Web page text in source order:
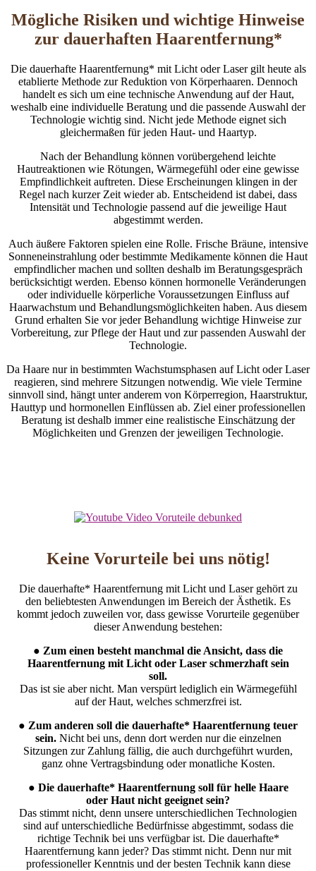
Mögliche Risiken und wichtige Hinweise
zur dauerhaften Haarentfernung*
Die dauerhafte Haarentfernung* mit Licht oder Laser gilt heute als
etablierte Methode zur Reduktion von Körperhaaren. Dennoch
handelt es sich um eine technische Anwendung auf der Haut,
weshalb eine individuelle Beratung und die passende Auswahl der
Technologie wichtig sind. Nicht jede Methode eignet sich
gleichermaßen für jeden Haut- und Haartyp.
Nach der Behandlung können vorübergehend leichte
Hautreaktionen wie Rötungen, Wärmegefühl oder eine gewisse
Empfindlichkeit auftreten. Diese Erscheinungen klingen in der
Regel nach kurzer Zeit wieder ab. Entscheidend ist dabei, dass
Intensität und Technologie passend auf die jeweilige Haut
abgestimmt werden.
Auch äußere Faktoren spielen eine Rolle. Frische Bräune, intensive
Sonneneinstrahlung oder bestimmte Medikamente können die Haut
empfindlicher machen und sollten deshalb im Beratungsgespräch
berücksichtigt werden. Ebenso können hormonelle Veränderungen
oder individuelle körperliche Voraussetzungen Einfluss auf
Haarwachstum und Behandlungsmöglichkeiten haben. Aus diesem
Grund erhalten Sie vor jeder Behandlung wichtige Hinweise zur
Vorbereitung, zur Pflege der Haut und zur passenden Auswahl der
Technologie.
Da Haare nur in bestimmten Wachstumsphasen auf Licht oder Laser
reagieren, sind mehrere Sitzungen notwendig. Wie viele Termine
sinnvoll sind, hängt unter anderem von Körperregion, Haarstruktur,
Hauttyp und hormonellen Einflüssen ab. Ziel einer professionellen
Beratung ist deshalb immer eine realistische Einschätzung der
Möglichkeiten und Grenzen der jeweiligen Technologie.
Keine Vorurteile bei uns nötig!
Die dauerhafte* Haarentfernung mit Licht und Laser gehört zu
den beliebtesten Anwendungen im Bereich der Ästhetik. Es
kommt jedoch zuweilen vor, dass gewisse Vorurteile gegenüber
dieser Anwendung bestehen:
● Zum einen besteht manchmal die Ansicht, dass die
Haarentfernung mit Licht oder Laser schmerzhaft sein
soll.
Das ist sie aber nicht. Man verspürt lediglich ein Wärmegefühl
auf der Haut, welches schmerzfrei ist.
● Zum anderen soll die dauerhafte* Haarentfernung teuer
sein.Nicht bei uns, denn dort werden nur die einzelnen
Sitzungen zur Zahlung fällig, die auch durchgeführt wurden,
ganz ohne Vertragsbindung oder monatliche Kosten.
● Die dauerhafte* Haarentfernung soll für helle Haare
oder Haut nicht geeignet sein?
Das stimmt nicht, denn unsere unterschiedlichen Technologien
sind auf unterschiedliche Bedürfnisse abgestimmt, sodass die
richtige Technik bei uns verfügbar ist. Die dauerhafte*
Haarentfernung kann jeder? Das stimmt nicht. Denn nur mit
professioneller Kenntnis und der besten Technik kann diese